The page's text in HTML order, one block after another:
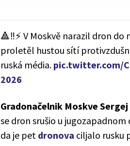
🔺‼️⚡️ V Moskvě narazil dron
proletěl hustou sítí
ruská média. pic.twitter.com/
2026
Gradonačelnik Moskve
se dron srušio u
da je pet dronova ciljalo rusku